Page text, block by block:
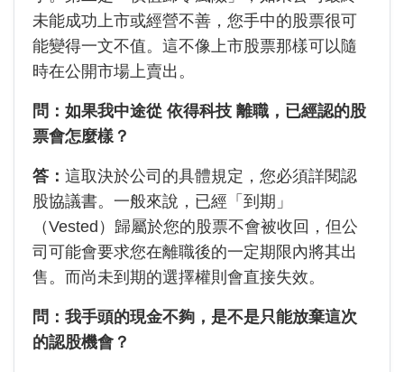
未能成功上市或經營不善，您手中的股票很可
能變得一文不值。這不像上市股票那樣可以隨
時在公開市場上賣出。
問：如果我中途從 依得科技 離職，已經認的股
票會怎麼樣？
答： 這取決於公司的具體規定，您必須詳閱認
股協議書。一般來說，已經「到期」
（Vested）歸屬於您的股票不會被收回，但公
司可能會要求您在離職後的一定期限內將其出
售。而尚未到期的選擇權則會直接失效。
問：我手頭的現金不夠，是不是只能放棄這次
的認股機會？